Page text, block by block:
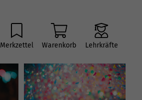
Merkzettel Warenkorb Lehrkräfte